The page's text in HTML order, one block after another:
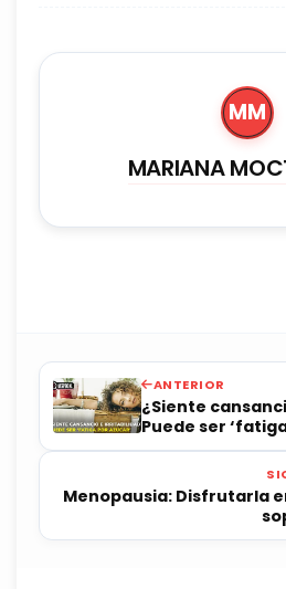
MM
MARIANA
ANTERIOR
¿Siente
Puede ser
Menopausia: Disfrutarla